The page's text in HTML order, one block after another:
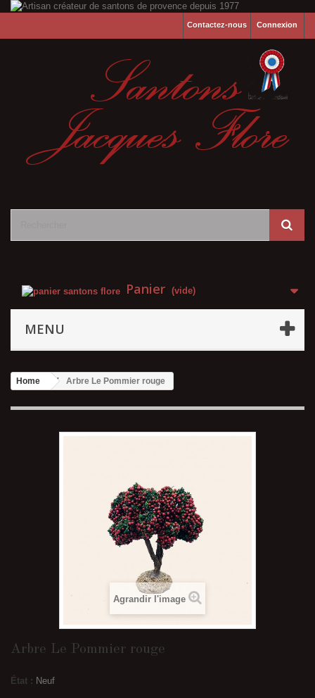
Connexion
Contactez-nous
Panier (vide)
MENU
Home Arbre Le Pommier rouge
Agrandir l'image
Arbre Le Pommier rouge
État : Neuf